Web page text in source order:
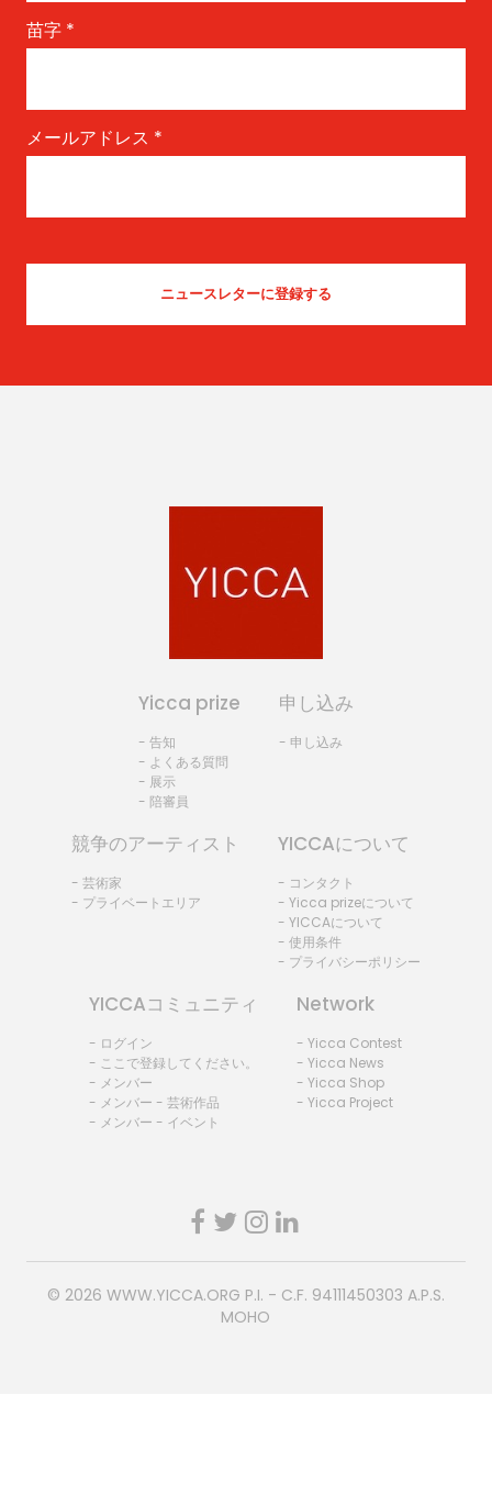
苗字 *
メールアドレス *
Yicca prize
- 告知
- よくある質問
- 展示
- 陪審員
申し込み
- 申し込み
競争のアーティスト
- 芸術家
- プライベートエリア
YICCAについて
- コンタクト
- Yicca prizeについて
- YICCAについて
- 使用条件
- プライバシーポリシー
YICCAコミュニティ
- ログイン
- ここで登録してください。
- メンバー
- メンバー - 芸術作品
- メンバー - イベント
Network
- Yicca Contest
- Yicca News
- Yicca Shop
- Yicca Project
© 2026 WWW.YICCA.ORG P.I. - C.F. 94111450303 A.P.S.
MOHO